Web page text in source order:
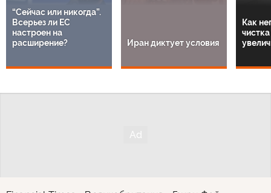
“Сейчас или никогда”.
Всерьез ли ЕС
настроен на
расширение?
Иран диктует условия
Как